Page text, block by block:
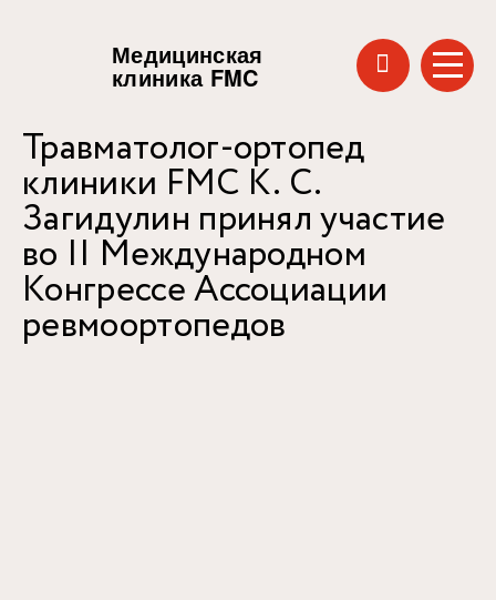
Медицинская
клиника FMC
Травматолог-ортопед
клиники FMC К. С.
Загидулин принял участие
во II Международном
Конгрессе Ассоциации
ревмоортопедов